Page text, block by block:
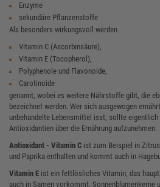
Enzyme
sekundäre Pflanzenstoffe
Als besonders wirkungsvoll werden
Vitamin C (Ascorbinsäure),
Vitamin E (Tocopherol),
Polyphenole und Flavonoide,
Carotinoide
genannt, wobei es weitere Nährstoffe gibt, die
bezeichnet werden. Wer sich ausgewogen
unbehandelte Lebensmittel isst, sollte eigentlich
Antioxidantien über die Ernährung aufzunehmen.
Antioxidant - Vitamin C ist zum Beispiel in
und Paprika enthalten und kommt auch in
Vitamin E ist ein fettlösliches Vitamin, das
auch in Samen vorkommt. Sonnenblumenkerne